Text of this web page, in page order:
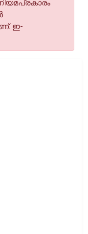
ഇ-